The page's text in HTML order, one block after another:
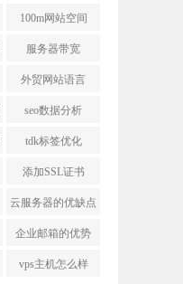
100m网站空间
服务器带宽
外贸网站语言
seo数据分析
tdk标签优化
添加SSL证书
云服务器的优缺点
企业邮箱的优势
vps主机怎么样